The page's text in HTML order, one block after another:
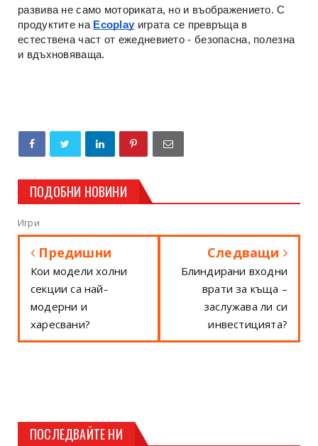
развива не само моториката, но и въображението. С
продуктите на Ecoplay играта се превръща в
естествена част от ежедневието - безопасна, полезна
и вдъхновяваща.
ПОДОБНИ НОВИНИ
Игри
Предишни
Кои модели холни
секции са най-
модерни и
харесвани?
Следващи
Блиндирани входни
врати за къща –
заслужава ли си
инвестицията?
ПОСЛЕДВАЙТЕ НИ